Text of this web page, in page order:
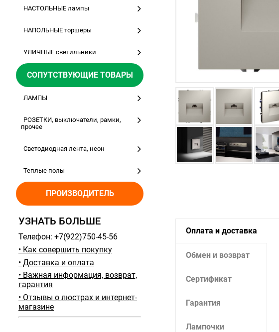
НАСТОЛЬНЫЕ лампы
НАПОЛЬНЫЕ торшеры
УЛИЧНЫЕ светильники
СОПУТСТВУЮЩИЕ ТОВАРЫ
ЛАМПЫ
РОЗЕТКИ, выключатели, рамки,
прочее
Светодиодная лента, неон
Теплые полы
ПРОИЗВОДИТЕЛЬ
УЗНАТЬ БОЛЬШЕ
Телефон: +7(922)750-45-56
• Как совершить покупку
• Доставка и оплата
• Важная информация, возврат,
гарантия
• Отзывы о люстрах и интернет-
магазине
Оплата и доставка
Обмен и возврат
Сертификат
Гарантия
Лампочки